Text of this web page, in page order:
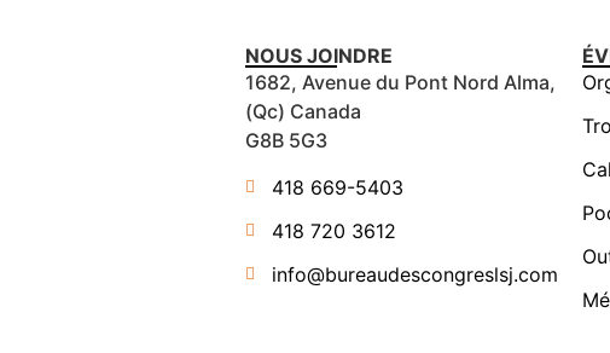
NOUS JOINDRE
1682, Avenue du Pont Nord Alma,
(Qc) Canada
G8B 5G3
418 669-5403
418 720 3612
info@bureaudescongreslsj.com